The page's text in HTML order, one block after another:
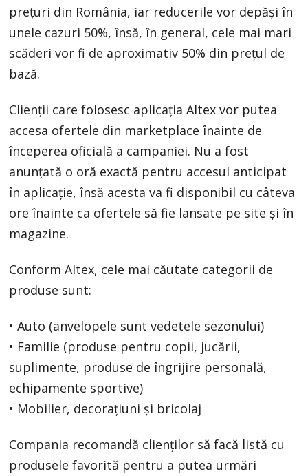
prețuri din România, iar reducerile vor depăși în
unele cazuri 50%, însă, în general, cele mai mari
scăderi vor fi de aproximativ 50% din prețul de
bază.
Clienții care folosesc aplicația Altex vor putea
accesa ofertele din marketplace înainte de
începerea oficială a campaniei. Nu a fost
anunțată o oră exactă pentru accesul anticipat
în aplicație, însă acesta va fi disponibil cu câteva
ore înainte ca ofertele să fie lansate pe site și în
magazine.
Conform Altex, cele mai căutate categorii de
produse sunt:
• Auto (anvelopele sunt vedetele sezonului)
• Familie (produse pentru copii, jucării,
suplimente, produse de îngrijire personală,
echipamente sportive)
• Mobilier, decorațiuni și bricolaj
Compania recomandă clienților să facă listă cu
produsele favorită pentru a putea urmări